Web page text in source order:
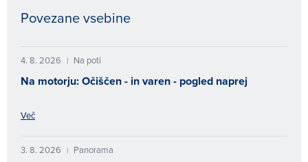
Povezane vsebine
4. 8. 2026 | Na poti
Na motorju: Očiščen - in varen - pogled naprej
Več
3. 8. 2026 | Panorama